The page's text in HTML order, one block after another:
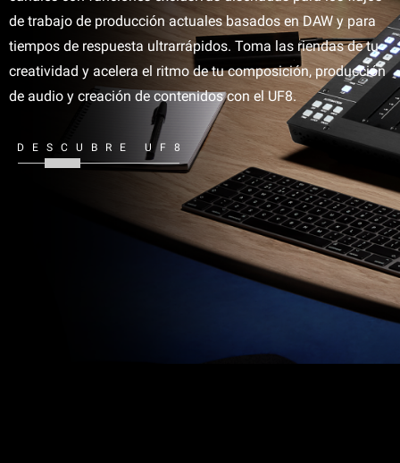
de trabajo de producción actuales basados en DAW y para
tiempos de respuesta ultrarrápidos. Toma las riendas de tu
creatividad y acelera el ritmo de tu composición, producción
de audio y creación de contenidos con el UF8.
DESCUBRE UF8